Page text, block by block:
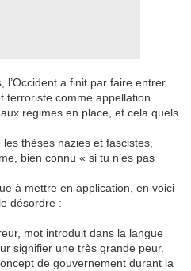
l’Occident a finit par faire entrer
terroriste comme appellation
régimes en place, et cela quels
thèses nazies et fascistes,
bien connu « si tu n’es pas
à mettre en application, en voici
désordre :
mot introduit dans la langue
signifier une très grande peur.
de gouvernement durant la